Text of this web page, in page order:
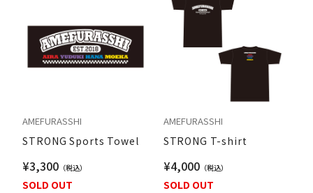
SOLD OUT
AMEFURASSHI
STRONG Sports Towel
¥3,300
SOLD OUT
AMEFURASSHI
STRONG T-shirt
¥4,000